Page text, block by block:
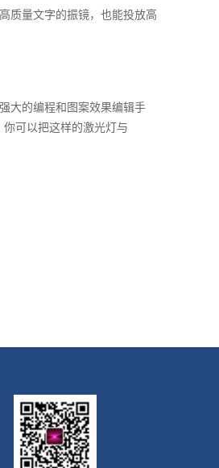
质量文字的振镜，也能投放高
大的编程和图案效果编辑手
可以把这样的激光灯与